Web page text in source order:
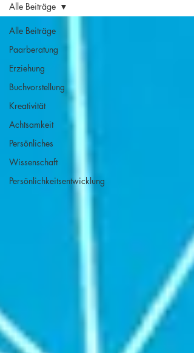
Alle Beiträge
Paarberatung
Erziehung
Buchvorstellung
Kreativität
Achtsamkeit
Persönliches
Wissenschaft
Persönlichkeitsentwicklung
Alle Beiträge